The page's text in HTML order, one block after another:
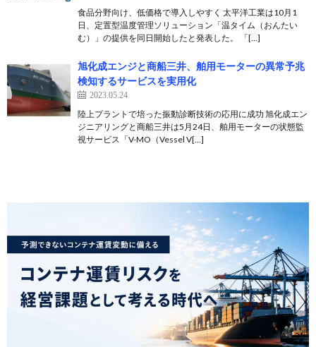
食品分野向け、低価格で導入しやすく 太平洋工業は10月1
日、定置型温度管理ソリューション「温タイム（おんたい
む）」の提供を同日開始したと発表した。 「[…]
旭化成エンジと商船三井、舶用モーターの異常予兆
検知するサービスを実用化
2023.05.24
陸上プラントで培った振動診断技術の応用に成功 旭化成エン
ジニアリングと商船三井は5月24日、舶用モーターの状態監
視サービス「V-MO（Vessel V[…]